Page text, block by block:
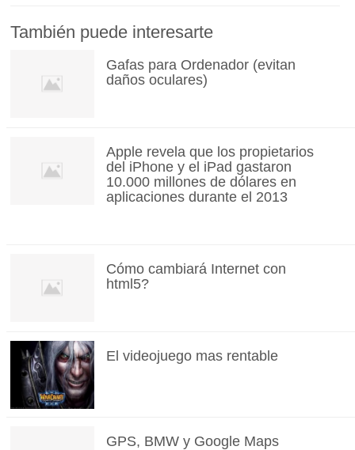
También puede interesarte
Gafas para Ordenador (evitan
daños oculares)
Apple revela que los propietarios
del iPhone y el iPad gastaron
10.000 millones de dólares en
aplicaciones durante el 2013
Cómo cambiará Internet con
html5?
El videojuego mas rentable
GPS, BMW y Google Maps